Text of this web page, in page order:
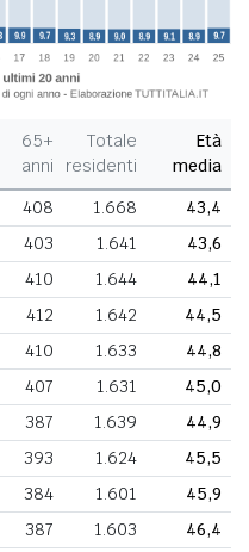
65+
anni
Totale
residenti
Età
media
408 1.668
43,4
403 1.641
43,6
410 1.644
44,1
412 1.642
44,5
410 1.633
44,8
407 1.631
45,0
387 1.639
44,9
393 1.624
45,5
384 1.601
45,9
387 1.603
46,4